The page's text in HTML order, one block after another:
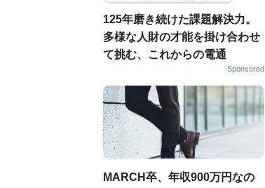
125年磨き続けた課題解決力。
多様な人財の才能を掛け合わせ
て挑む、これからの電通
Sponsored
MARCH卒、年収900万円なの